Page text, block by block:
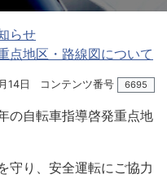
らせ
地区・路線図について
14日 コンテンツ番号 6695
の自転車指導啓発重点地
守り、安全運転にご協力